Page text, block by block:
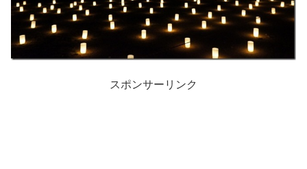
スポンサーリンク